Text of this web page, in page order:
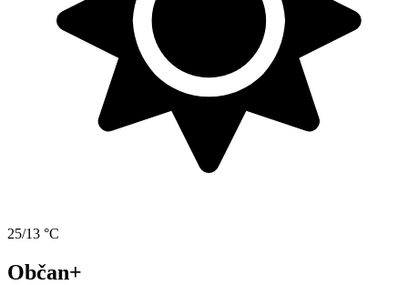
25/13 °C
Občan+